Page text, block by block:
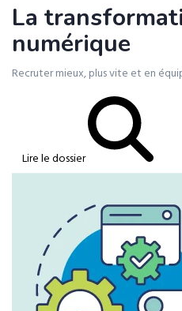
La
numérique
Recruter mieux, plus vite et en
Lire le dossier